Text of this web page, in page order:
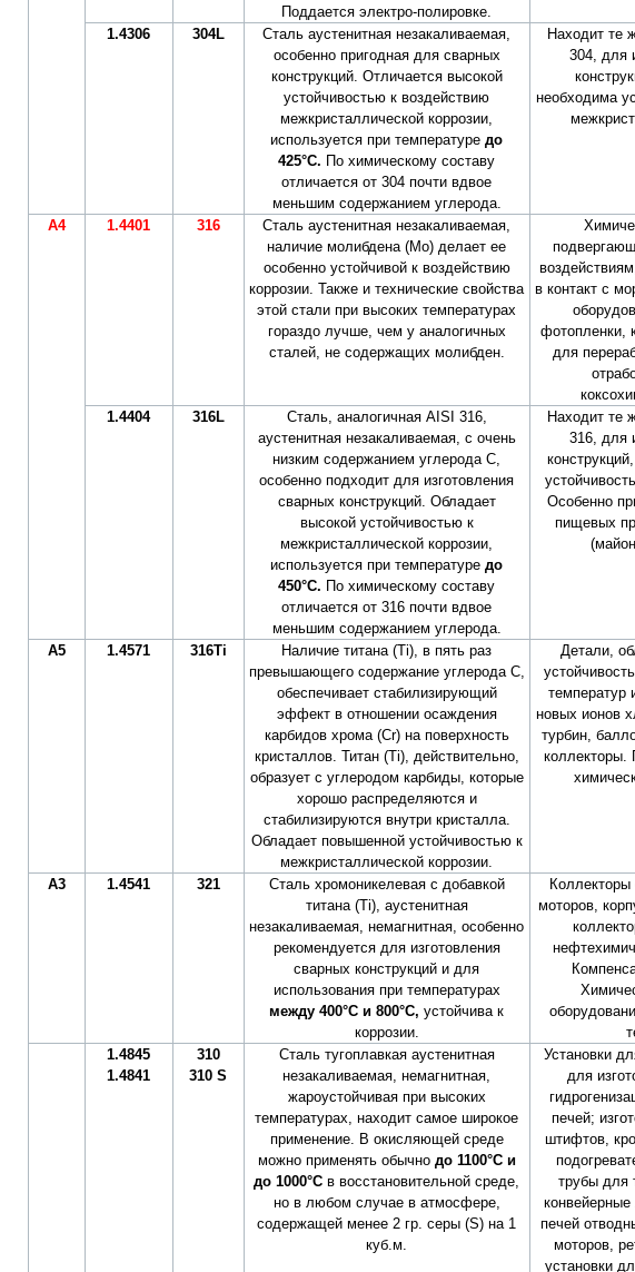
Поддается электро-полировке.
1.4306 304L
Сталь аустенитная незакаливаемая,
особенно пригодная для сварных
конструкций. Отличается высокой
устойчивостью к воздействию
межкристаллической коррозии,
используется при температуредо
425°С. По химическому составу
отличается от 304 почти вдвое
меньшим содержанием углерода.
Находит те
304, для
необходима
A4 1.4401 316
Сталь аустенитная незакаливаемая,
наличие молибдена (Мо) делает ее
особенно устойчивой к воздействию
коррозии. Также и технические свойства
этой стали при высоких температурах
гораздо лучше, чем у аналогичных
сталей, не содержащих молибден.
в контакт с
фотопленки,
для
1.4404
316L
Сталь, аналогичная AISI 316,
аустенитная незакаливаемая, с очень
низким содержанием углерода С,
особенно подходит для изготовления
сварных конструкций. Обладает
высокой устойчивостью к
межкристаллической коррозии,
используется при температуредо
450°С. По химическому составу
отличается от 316 почти вдвое
меньшим содержанием углерода.
Находит те
316, для
Особенно
пищевых
A5 1.4571 316Ti
Наличие титана (Ti), в пять раз
превышающего содержание углерода С,
обеспечивает стабилизирующий
эффект в отношении осаждения
карбидов хрома (Cr) на поверхность
кристаллов. Титан (Ti), действительно,
образует с углеродом карбиды, которые
хорошо распределяются и
стабилизируются внутри кристалла.
Обладает повышенной устойчивостью к
межкристаллической коррозии.
Детали,
температур
новых ионов
турбин,
коллекторы.
A3 1.4541 321
Сталь хромоникелевая с добавкой
титана (Ti), аустенитная
незакаливаемая, немагнитная, особенно
рекомендуется для изготовления
сварных конструкций и для
использования при температурах
между 400°С и 800°С, устойчива к
коррозии.
моторов,
1.4845
1.4841
310
310 S
Сталь тугоплавкая аустенитная
незакаливаемая, немагнитная,
жароустойчивая при высоких
температурах, находит самое широкое
применение. В окисляющей среде
можно применять обычно до 1100°С и
до 1000°С в восстановительной среде,
но в любом случае в атмосфере,
содержащей менее 2 гр. серы (S) на 1
куб.м.
Установки
для
печей;
штифтов,
трубы для
печей
моторов,
установки